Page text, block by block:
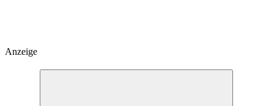
Anzeige